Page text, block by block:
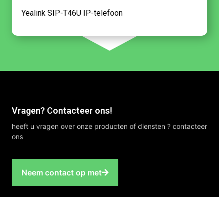
Yealink SIP-T46U IP-telefoon
Vragen? Contacteer ons!
heeft u vragen over onze producten of diensten ? contacteer
ons
Neem contact op met